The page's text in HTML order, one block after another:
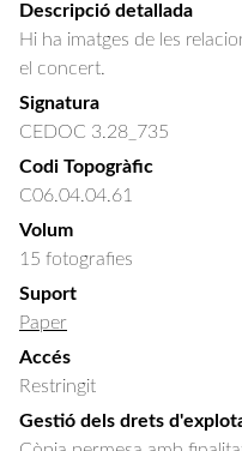
Descripció detallada
Hi ha imatges de les
el concert.
Signatura
CEDOC 3.28_735
Codi Topogràfic
C06.04.04.61
Volum
15 fotografies
Suport
Paper
Accés
Restringit
Gestió dels drets